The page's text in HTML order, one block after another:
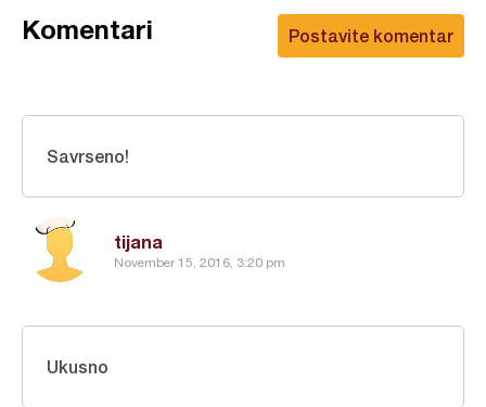
Postavite komentar
Komentari
tijana
November 15, 2016, 3:20 pm
Savrseno!
Ukusno